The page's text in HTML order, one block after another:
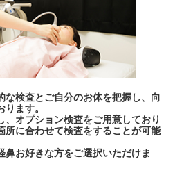
な検査とご自分のお体を把握し、向
ます。
オプション検査をご用意しており
所に合わせて検査をすることが可能
鼻お好きな方をご選択いただけま